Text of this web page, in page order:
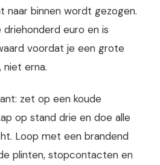
naar binnen wordt gezogen.
euro en is
voordat je een grote
niet erna.
zet op een koude
op stand drie en doe alle
Loop met een brandend
plinten, stopcontacten en